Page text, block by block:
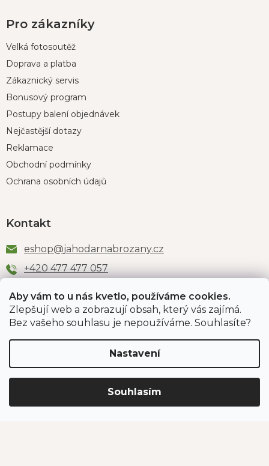
Aby vám to u nás kvetlo, používáme cookies.
Zlepšují web a zobrazují obsah, který vás zajímá.
Bez vašeho souhlasu je nepoužíváme. Souhlasíte?
Nastavení
Souhlasím
Pro zákazníky
Velká fotosoutěž
Doprava a platba
Zákaznický servis
Bonusový program
Postupy balení objednávek
Nejčastější dotazy
Reklamace
Obchodní podmínky
Ochrana osobních údajů
Kontakt
eshop@jahodarnabrozany.cz
+420 477 477 057
Odběr newsletteru
PŘIHLÁSIT SE